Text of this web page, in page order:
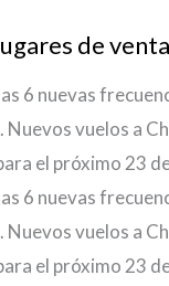
de
6 nuevas
Nuevos vuelos a
el próximo 23
6 nuevas
Nuevos vuelos a
el próximo 23